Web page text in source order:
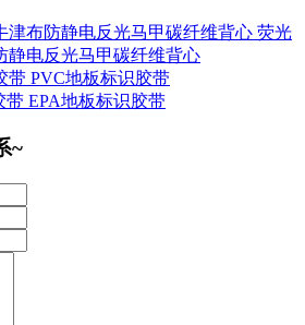
荧光
静电反光马甲碳纤维背心
PVC地板标识胶带
EPA地板标识胶带
~